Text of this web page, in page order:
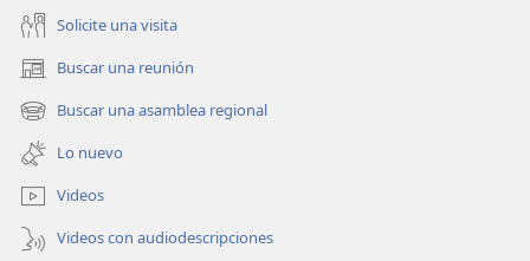
Solicite una visita
Buscar una reunión
(abre
una
nueva
ventana)
Buscar una asamblea regional
(abre
una
nueva
ventana)
Lo nuevo
Videos
Videos con audiodescripciones